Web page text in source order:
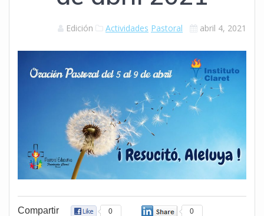
Edición Actividades Pastoral abril 4, 2021
Compartir 0 0